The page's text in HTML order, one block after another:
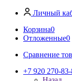
Личный
Корзина0
Отложенные0
Сравнение
+7 920 270-83-